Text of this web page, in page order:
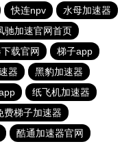
快连npv
水母加速器
驰加速官网首页
载官网
梯子app
器
黑豹加速器
纸飞机加速器
费梯子加速器
酷通加速器官网